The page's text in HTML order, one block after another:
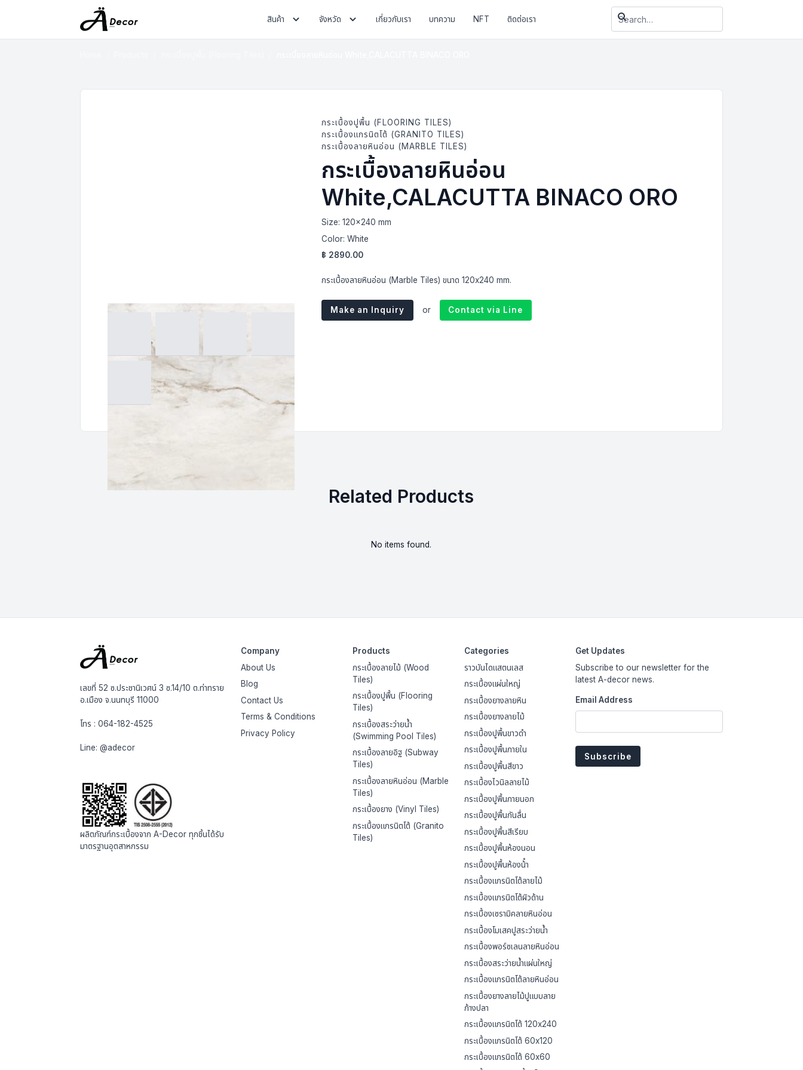
สินค้า จังหวัด เกี่ยวกับเรา บทความ NFT ติดต่อเรา
กระเบื้องปูพื้น (FLOORING TILES)
กระเบื้องแกรนิตโต้ (GRANITO TILES)
กระเบื้องลายหินอ่อน (MARBLE TILES)
กระเบื้องลายหินอ่อน
White,CALACUTTA BINACO ORO
Size: 120x240 mm
Color: White
฿ 2890.00
กระเบื้องลายหินอ่อน (Marble Tiles) ขนาด 120x240 mm.
Make an Inquiry or Contact via Line
Related Products
No items found.
เลขที่ 52 ซ.ประชานิเวศน์ 3 ซ.14/10 ต.ท่าทราย
อ.เมือง จ.นนทบุรี 11000
โทร :064-182-4525
Line:@adecor
ผลิตภัณฑ์กระเบื้องจาก A-Decor ทุกชิ้นได้รับ
มาตรฐานอุตสาหกรรม
Company
About Us
Blog
Contact Us
Terms & Conditions
Privacy Policy
Products
กระเบื้องลายไม้ (Wood
Tiles)
กระเบื้องปูพื้น (Flooring
Tiles)
กระเบื้องสระว่ายน้ำ
(Swimming Pool Tiles)
กระเบื้องลายอิฐ (Subway
Tiles)
กระเบื้องลายหินอ่อน (Marble
Tiles)
กระเบื้องยาง (Vinyl Tiles)
กระเบื้องแกรนิตโต้ (Granito
Tiles)
Categories
ราวบันไดแสตนเลส
กระเบื้องแผ่นใหญ่
กระเบื้องยางลายหิน
กระเบื้องยางลายไม้
กระเบื้องปูพื้นขาวดำ
กระเบื้องปูพื้นภายใน
กระเบื้องปูพื้นสีขาว
กระเบื้องไวนิลลายไม้
กระเบื้องปูพื้นภายนอก
กระเบื้องปูพื้นกันลื่น
กระเบื้องปูพื้นสีเรียบ
กระเบื้องปูพื้นห้องนอน
กระเบื้องปูพื้นห้องน้ํา
กระเบื้องแกรนิตโต้ลายไม้
กระเบื้องแกรนิตโต้ผิวด้าน
กระเบื้องเซรามิคลายหินอ่อน
กระเบื้องโมเสคปูสระว่ายน้ำ
กระเบื้องพอร์ซเลนลายหินอ่อน
กระเบื้องสระว่ายน้ำแผ่นใหญ่
กระเบื้องแกรนิตโต้ลายหินอ่อน
กระเบื้องยางลายไม้ปูแบบลาย
ก้างปลา
กระเบื้องแกรนิตโต้ 120x240
กระเบื้องแกรนิตโต้ 60x120
กระเบื้องแกรนิตโต้ 60x60
Get Updates
Subscribe to our newsletter for the
latest A-decor news.
Email Address